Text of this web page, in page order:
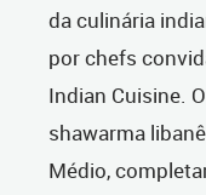
da culinária
por chefs
Indian Cuisine.
shawarma
Médio,